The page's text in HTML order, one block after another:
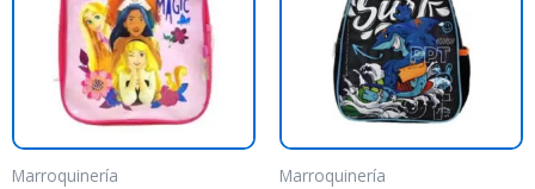
Marroquinería Marroquinería